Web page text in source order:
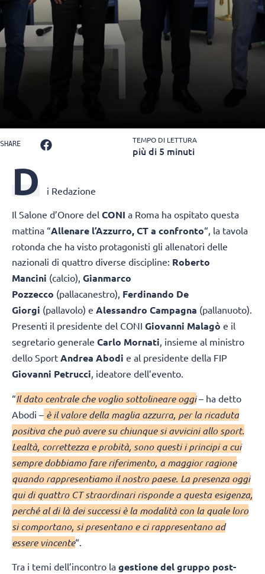
SHARE TEMPO DI LETTURA
più di 5 minuti
D i Redazione
Il Salone d’Onore del CONI a Roma ha ospitato questa
mattina “Allenare l’Azzurro, CT a confronto“, la tavola
rotonda che ha visto protagonisti gli allenatori delle
nazionali di quattro diverse discipline: Roberto
Mancini (calcio), Gianmarco
Pozzecco (pallacanestro), Ferdinando De
Giorgi (pallavolo) e Alessandro Campagna (pallanuoto).
Presenti il presidente del CONI Giovanni Malagò e il
segretario generale Carlo Mornati, insieme al ministro
dello Sport Andrea Abodi e al presidente della FIP
Giovanni Petrucci, ideatore dell’evento.
“Il dato centrale che voglio sottolineare oggi– ha detto
Abodi – è il valore della maglia azzurra, per la ricaduta
positiva che può avere su chiunque si avvicini allo sport.
Lealtà, correttezza e probità, sono questi i principi a cui
sempre dobbiamo fare riferimento, a maggior ragione
quando rappresentiamo il nostro paese. La presenza oggi
qui di quattro CT straordinari risponde a questa esigenza,
perché al di là dei successi è la modalità con la quale loro
si comportano, si presentano e ci rappresentano ad
essere vincente“.
Tra i temi dell’incontro la gestione del gruppo post-